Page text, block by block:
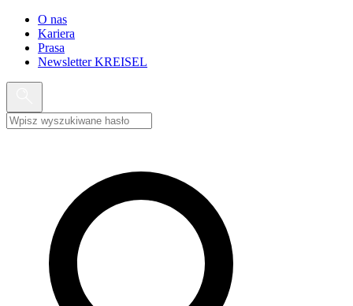
O nas
Kariera
Prasa
Newsletter KREISEL